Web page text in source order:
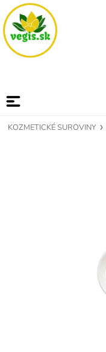
KOZMETICKÉ SUROVINY